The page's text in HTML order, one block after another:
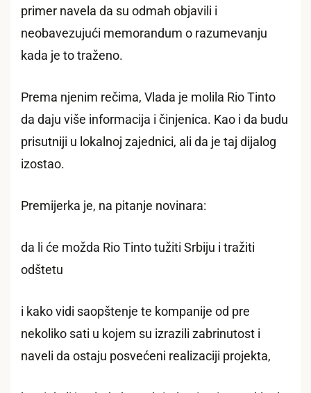
primer navela da su odmah objavili i
neobavezujući memorandum o razumevanju
kada je to traženo.
Prema njenim rečima, Vlada je molila Rio Tinto
da daju više informacija i činjenica. Kao i da budu
prisutniji u lokalnoj zajednici, ali da je taj dijalog
izostao.
Premijerka je, na pitanje novinara:
da li će možda Rio Tinto tužiti Srbiju i tražiti
odštetu
i kako vidi saopštenje te kompanije od pre
nekoliko sati u kojem su izrazili zabrinutost i
naveli da ostaju posvećeni realizaciji projekta,